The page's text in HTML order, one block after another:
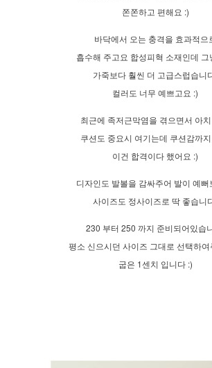
쫀쫀하고 편해요 :)
바닥에서 오는 충격을 효과적으
흡수해 주고요 합성피혁 소재인데 그
가죽보다 훨씬 더 고급스럽습니
컬러도 너무 예쁘고요 :)
최근에 족저근막염을 겪으면서 아
쿠션도 중요시 여기는데 쿠션감까
이건 합격이다 했어요 :)
디자인도 발볼을 감싸주어 발이 예뻐
사이즈도 정사이즈로 딱 좋습니
230 부터 250 까지 준비되어있습
평소 신으시던 사이즈 그대로 선택하여
굽은 1센치 입니다 :)